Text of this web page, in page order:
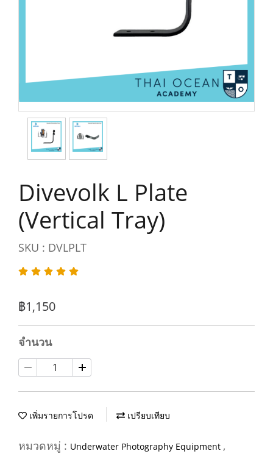
Divevolk L Plate
(Vertical Tray)
SKU : DVLPLT
฿1,150
จำนวน
เพิ่มรายการโปรด เปรียบเทียบ
หมวดหมู่ : Underwater Photography Equipment ,